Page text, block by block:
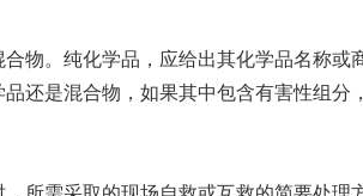
物。纯化学品，应给出其化学品名称
还是混合物，如果其中包含有害性组分